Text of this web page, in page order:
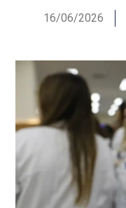
16/06/2026